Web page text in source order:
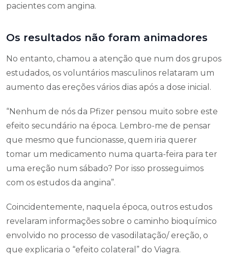
pacientes com angina.
Os resultados não foram animadores
No entanto, chamou a atenção que num dos grupos
estudados, os voluntários masculinos relataram um
aumento das ereções vários dias após a dose inicial.
“Nenhum de nós da Pfizer pensou muito sobre este
efeito secundário na época. Lembro-me de pensar
que mesmo que funcionasse, quem iria querer
tomar um medicamento numa quarta-feira para ter
uma ereção num sábado? Por isso prosseguimos
com os estudos da angina”.
Coincidentemente, naquela época, outros estudos
revelaram informações sobre o caminho bioquímico
envolvido no processo de vasodilatação/ ereção, o
que explicaria o “efeito colateral” do Viagra.